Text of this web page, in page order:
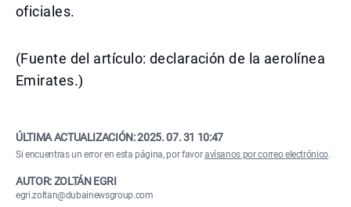
oficiales.
(Fuente del artículo: declaración de la aerolínea
Emirates.)
ÚLTIMA ACTUALIZACIÓN:2025. 07. 31 10:47
Si encuentras un error en esta página, por favoravísanos por correo electrónico.
AUTOR: ZOLTÁN EGRI
egri.zoltan@dubainewsgroup.com